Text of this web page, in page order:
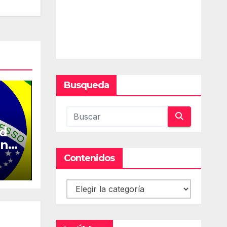
Busqueda
Contenidos
Contenidos